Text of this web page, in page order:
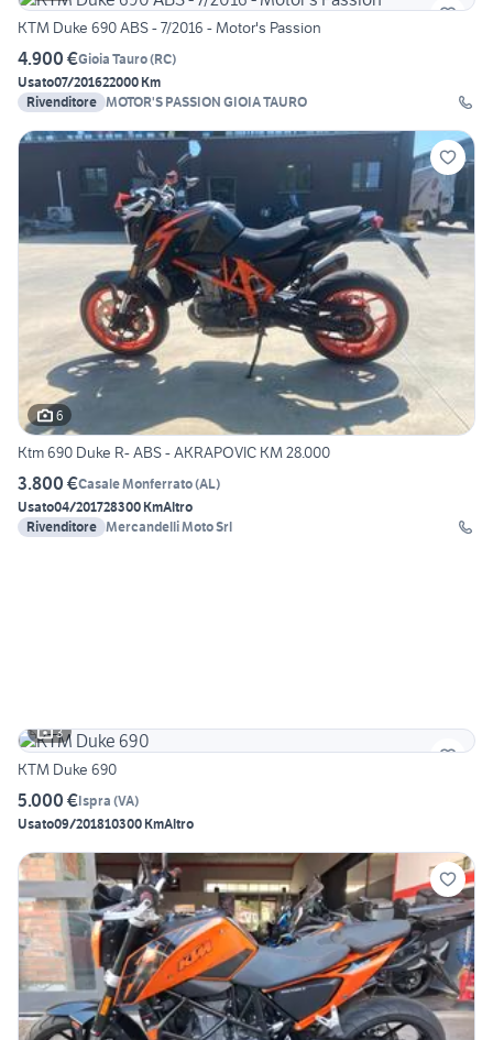
KTM Duke 690 ABS - 7/2016 - Motor's Passion
4.900 €Gioia Tauro(RC)
Usato07/201622000 Km
Rivenditore MOTOR'S PASSION GIOIA TAURO
6
Ktm 690 Duke R- ABS - AKRAPOVIC KM 28.000
3.800 €Casale Monferrato(AL)
Usato04/201728300 KmAltro
Rivenditore Mercandelli Moto Srl
3
KTM Duke 690
5.000 €Ispra (VA)
Usato09/201810300 KmAltro